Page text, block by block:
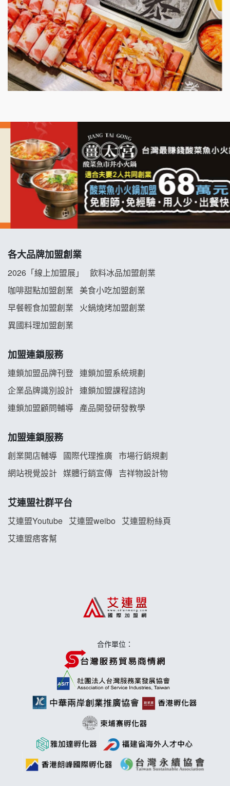
漫步藍咖啡加盟說明會
明石章魚燒加盟說明會
出櫃加盟說明會
千香漢堡加盟說明會
拉亞漢堡加盟說明會
杜芳子古味茶鋪加盟說明會
優握握×酸奶大獅加盟說明會
冬城門加盟說明會
龍涎居好湯加盟說明會
舒油頭加盟說明會
義氣豐發雞加盟說明會
Mr.Wish加盟說明會
雞咕雞咕加盟說明會
TEA TOP加盟說明會
珍好味臭臭鍋加盟說明會
藍象廷泰式火鍋加盟說明會
日十。早午食加盟說明會
莫尼早餐Morni加盟說明會
各大品牌加盟創業
2026「線上加盟展」
飲料冰品加盟創業
咖啡甜點加盟創業
美食小吃加盟創業
早餐輕食加盟創業
火鍋燒烤加盟創業
異國料理加盟創業
加盟連鎖服務
連鎖加盟品牌刊登 連鎖加盟系統規劃
企業品牌識別設計 連鎖加盟課程諮詢
連鎖加盟顧問輔導 產品開發研發教學
加盟連鎖服務
創業開店輔導 國際代理推廣 市場行銷規劃
網站視覺設計 媒體行銷宣傳 吉祥物設計物
艾連盟社群平台
艾連盟Youtube 艾連盟weibo
艾連盟粉絲頁
艾連盟痞客幫
合作單位：